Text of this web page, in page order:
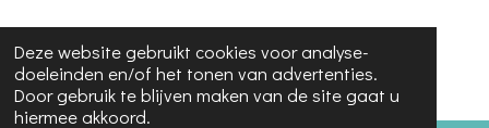
Deze website gebruikt cookies voor analyse-
doeleinden en/of het tonen van advertenties.
Door gebruik te blijven maken van de site gaat u
hiermee akkoord.